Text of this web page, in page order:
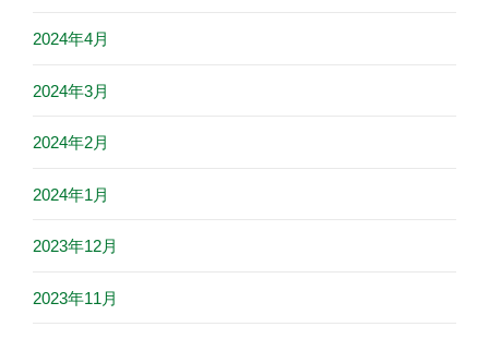
2024年4月
2024年3月
2024年2月
2024年1月
2023年12月
2023年11月